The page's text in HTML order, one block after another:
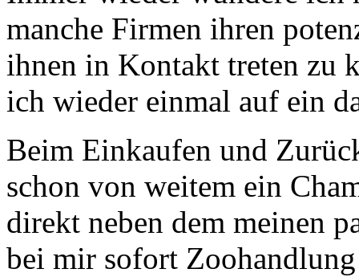
manche Firmen ihren
ihnen in Kontakt treten zu
ich wieder einmal auf ein
Beim Einkaufen und
schon von weitem ein
direkt neben dem meinen
bei mir sofort